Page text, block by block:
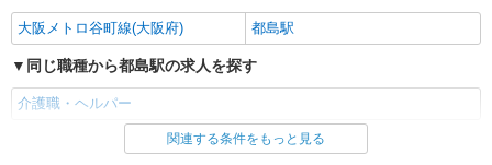
大阪メトロ谷町線(大阪府) 都島駅
同じ職種から都島駅の求人を探す
介護職・ヘルパー
同じ雇用形態から都島駅の求人を探す
関連する条件をもっと見る